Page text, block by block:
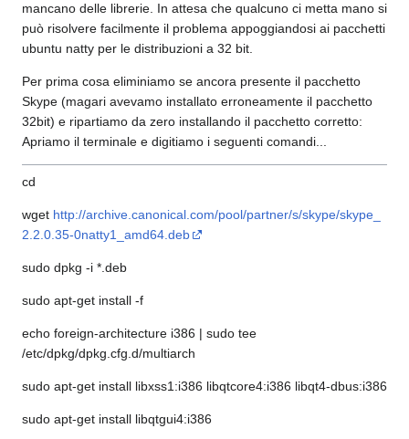
mancano delle librerie. In attesa che qualcuno ci metta mano si
può risolvere facilmente il problema appoggiandosi ai pacchetti
ubuntu natty per le distribuzioni a 32 bit.
Per prima cosa eliminiamo se ancora presente il pacchetto
Skype (magari avevamo installato erroneamente il pacchetto
32bit) e ripartiamo da zero installando il pacchetto corretto:
Apriamo il terminale e digitiamo i seguenti comandi...
cd
wget http://archive.canonical.com/pool/partner/s/skype/skype_
2.2.0.35-0natty1_amd64.deb
sudo dpkg -i *.deb
sudo apt-get install -f
echo foreign-architecture i386 | sudo tee
/etc/dpkg/dpkg.cfg.d/multiarch
sudo apt-get install libxss1:i386 libqtcore4:i386 libqt4-dbus:i386
sudo apt-get install libqtgui4:i386